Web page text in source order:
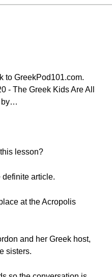
to GreekPod101.com.
- The Greek Kids Are All
by…
lesson?
article.
at the Acropolis
and her Greek host,
sisters.